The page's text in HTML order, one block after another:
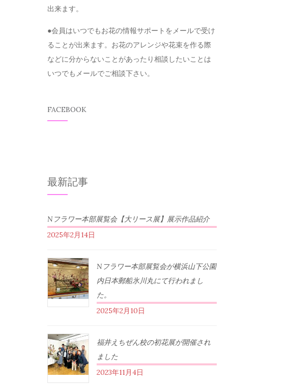
出来ます。
●会員はいつでもお花の情報サポートをメールで受け
ることが出来ます。お花のアレンジや花束を作る際
などに分からないことがあったり相談したいことは
いつでもメールでご相談下さい。
FACEBOOK
最新記事
Nフラワー本部展覧会【大リース展】展示作品紹介
2025年2月14日
Nフラワー本部展覧会が横浜山下公園
内日本郵船氷川丸にて行われまし
た。
2025年2月10日
福井えちぜん校の初花展が開催され
ました
2023年11月4日